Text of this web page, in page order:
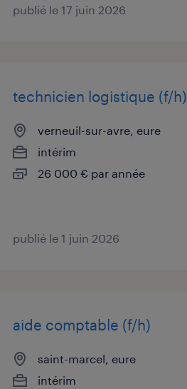
publié le 17 juin 2026
technicien logistique (f/h)
verneuil-sur-avre, eure
intérim
26 000 € par année
publié le 1 juin 2026
aide comptable (f/h)
saint-marcel, eure
intérim